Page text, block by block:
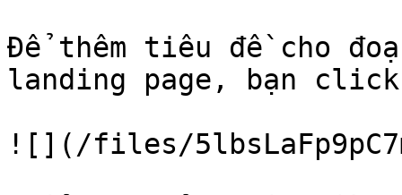
Để thêm tiêu đề cho
landing page, bạn
![](/files/